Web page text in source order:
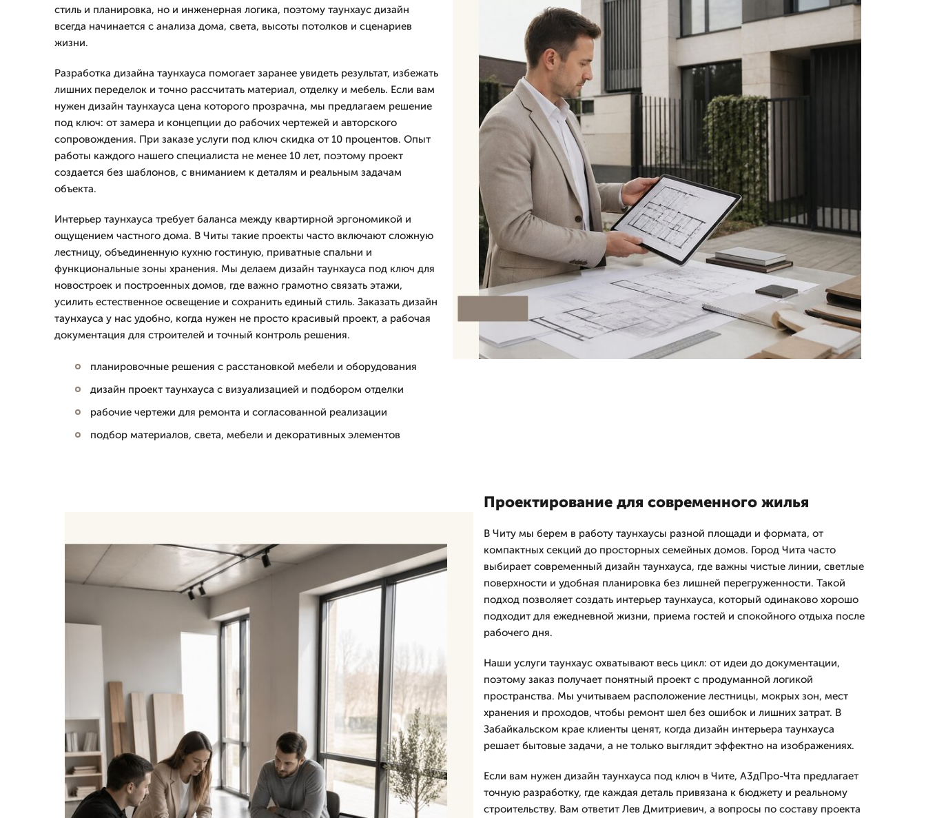
стиль и планировка, но и инженерная логика, поэтому таунхаус дизайн
всегда начинается с анализа дома, света, высоты потолков и сценариев
жизни.
Разработка дизайна таунхауса помогает заранее увидеть результат, избежать
лишних переделок и точно рассчитать материал, отделку и мебель. Если вам
нужен дизайн таунхауса цена которого прозрачна, мы предлагаем решение
под ключ: от замера и концепции до рабочих чертежей и авторского
сопровождения. При заказе услуги под ключ скидка от 10 процентов. Опыт
работы каждого нашего специалиста не менее 10 лет, поэтому проект
создается без шаблонов, с вниманием к деталям и реальным задачам
объекта.
Интерьер таунхауса требует баланса между квартирной эргономикой и
ощущением частного дома. В Читы такие проекты часто включают сложную
лестницу, объединенную кухню гостиную, приватные спальни и
функциональные зоны хранения. Мы делаем дизайн таунхауса под ключ для
новостроек и построенных домов, где важно грамотно связать этажи,
усилить естественное освещение и сохранить единый стиль. Заказать дизайн
таунхауса у нас удобно, когда нужен не просто красивый проект, а рабочая
документация для строителей и точный контроль решения.
планировочные решения с расстановкой мебели и оборудования
дизайн проект таунхауса с визуализацией и подбором отделки
рабочие чертежи для ремонта и согласованной реализации
подбор материалов, света, мебели и декоративных элементов
Проектирование для современного жилья
В Читу мы берем в работу таунхаусы разной площади и формата, от
компактных секций до просторных семейных домов. Город Чита часто
выбирает современный дизайн таунхауса, где важны чистые линии, светлые
поверхности и удобная планировка без лишней перегруженности. Такой
подход позволяет создать интерьер таунхауса, который одинаково хорошо
подходит для ежедневной жизни, приема гостей и спокойного отдыха после
рабочего дня.
Наши услуги таунхаус охватывают весь цикл: от идеи до документации,
поэтому заказ получает понятный проект с продуманной логикой
пространства. Мы учитываем расположение лестницы, мокрых зон, мест
хранения и проходов, чтобы ремонт шел без ошибок и лишних затрат. В
Забайкальском крае клиенты ценят, когда дизайн интерьера таунхауса
решает бытовые задачи, а не только выглядит эффектно на изображениях.
Если вам нужен дизайн таунхауса под ключ в Чите, А3дПро-Чта предлагает
точную разработку, где каждая деталь привязана к бюджету и реальному
строительству. Вам ответит Лев Дмитpиевич, а вопросы по составу проекта